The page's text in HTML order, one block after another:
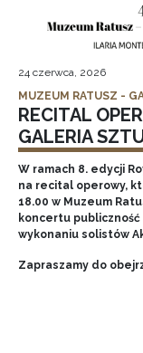
24 czerwca, 2026
MUZEUM RATUSZ -
RECITAL
GALERIA
W ramach 8. edycji
na recital operowy,
18.00 w Muzeum
koncertu
wykonaniu solistów
Zapraszamy do